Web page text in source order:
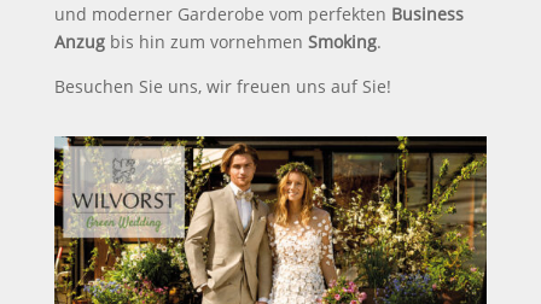
und moderner Garderobe vom perfekten Business
Anzugbis hin zum vornehmen Smoking.
Besuchen Sie uns, wir freuen uns auf Sie!